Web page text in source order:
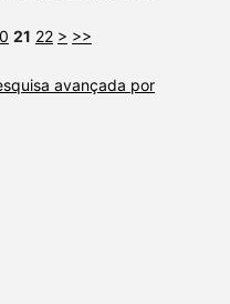
21 22 > >>
avançada por